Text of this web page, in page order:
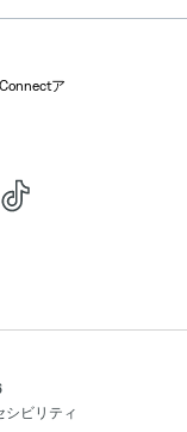
ア
シビリティ